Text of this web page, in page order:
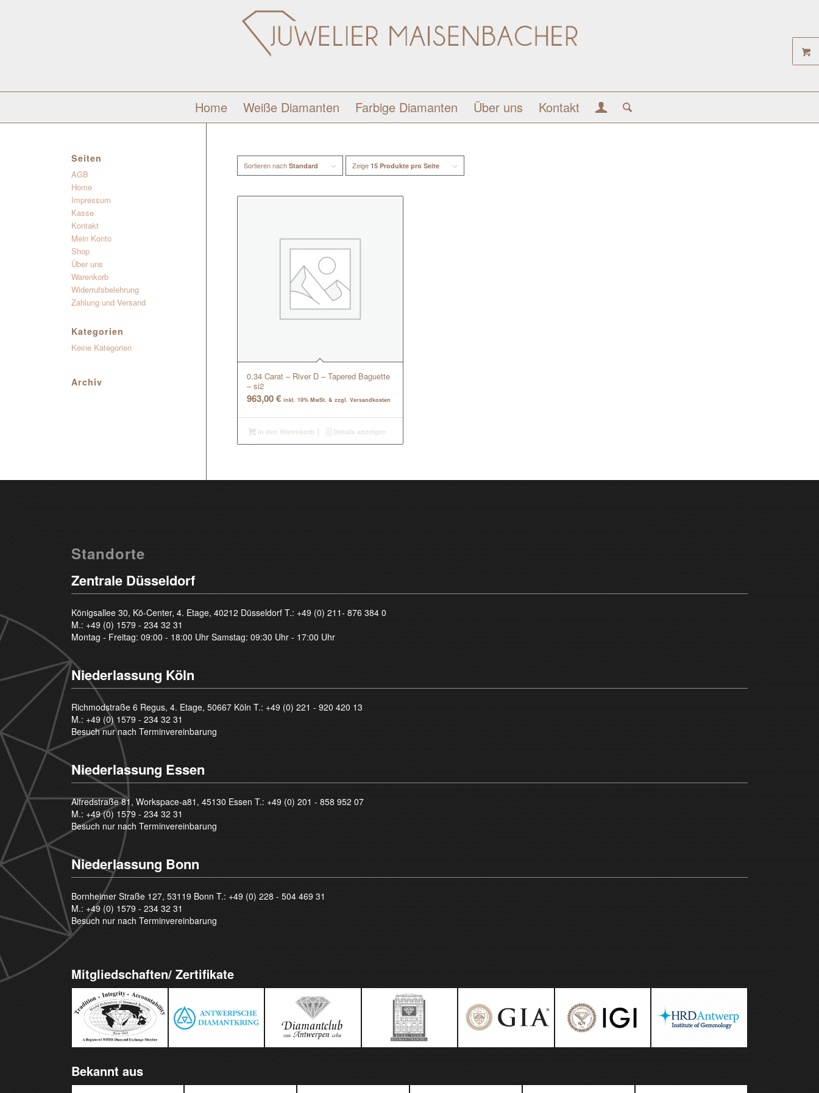
Home Weiße Diamanten Farbige Diamanten Über uns Kontakt
Sortieren nachStandard Zeige15 Produkte pro Seite
0.34 Carat – River D – Tapered Baguette
– si2
963,00€ inkl. 19% MwSt. & zzgl. Versandkosten
In den Warenkorb Details anzeigen
Seiten
AGB
Home
Impressum
Kasse
Kontakt
Mein Konto
Shop
Über uns
Warenkorb
Widerrufsbelehrung
Zahlung und Versand
Kategorien
Keine Kategorien
Archiv
Standorte
Zentrale Düsseldorf
Königsallee 30, Kö-Center, 4. Etage, 40212 Düsseldorf T.: +49 (0) 211- 876 384 0
M.: +49 (0) 1579 - 234 32 31
Montag - Freitag: 09:00 - 18:00 Uhr Samstag: 09:30 Uhr - 17:00 Uhr
Niederlassung Köln
Richmodstraße 6 Regus, 4. Etage, 50667 Köln T.: +49 (0) 221 - 920 420 13
M.: +49 (0) 1579 - 234 32 31
Besuch nur nach Terminvereinbarung
Niederlassung Essen
Alfredstraße 81, Workspace-a81, 45130 Essen T.: +49 (0) 201 - 858 952 07
M.: +49 (0) 1579 - 234 32 31
Besuch nur nach Terminvereinbarung
Niederlassung Bonn
Bornheimer Straße 127, 53119 Bonn T.: +49 (0) 228 - 504 469 31
M.: +49 (0) 1579 - 234 32 31
Besuch nur nach Terminvereinbarung
Mitgliedschaften/ Zertifikate
Bekannt aus